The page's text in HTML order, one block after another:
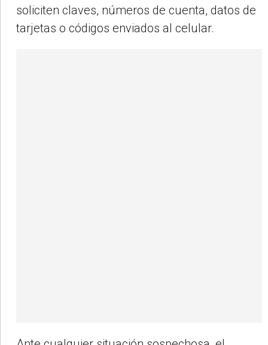
soliciten claves, números de cuenta, datos de
tarjetas o códigos enviados al celular.